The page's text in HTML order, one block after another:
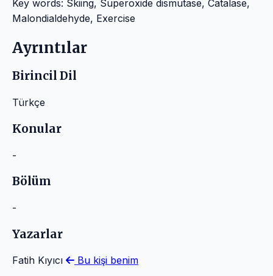
Key words: Skiing, Superoxide dismutase, Catalase,
Malondialdehyde, Exercise
Ayrıntılar
Birincil Dil
Türkçe
Konular
-
Bölüm
-
Yazarlar
Fatih Kıyıcı Bu kişi benim